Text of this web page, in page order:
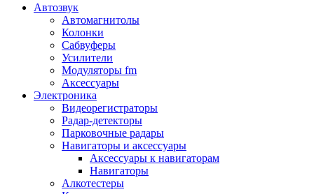
Материалы для переплета
Запчасти и другие расходные материалы
Автоподатчики
Блоки лазера
(памперс)
Валы переноса заряда/магнитные валы
Валы резиновые/тефлоновые
Втулки/подшипники/бушинги
Девелоперы
Дозирущие лезвия
Другие зип
Автозвук
Автомагнитолы
Колонки
Сабвуферы
Усилители
Модуляторы fm
Аксессуары
Электроника
Видеорегистраторы
Радар-детекторы
Парковочные радары
Навигаторы и аксессуары
Аксессуары к навигаторам
Навигаторы
Алкотестеры